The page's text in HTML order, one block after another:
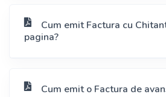
Cum emit Factura cu
pagina?
Cum emit o Factura de